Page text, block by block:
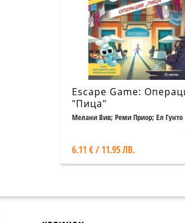
Escape Game:
"Пица"
Мелани Вив; Реми Приор; Ел Гунто
6.11 € / 11.95 ЛВ.